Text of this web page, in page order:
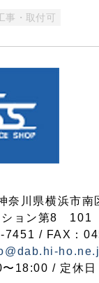
事・取付可
川県横浜市
ション第8 101
7451 / FAX：
18:00 / 定休日